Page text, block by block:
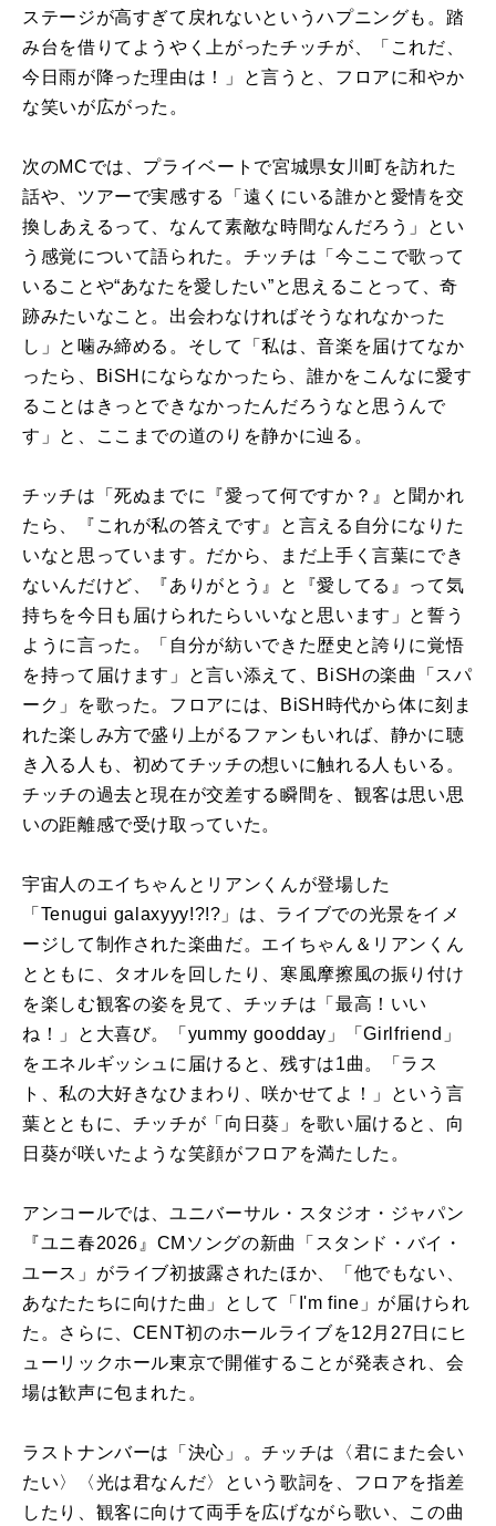
ステージが高すぎて戻れないというハプニングも。踏
み台を借りてようやく上がったチッチが、「これだ、
今日雨が降った理由は！」と言うと、フロアに和やか
な笑いが広がった。
次のMCでは、プライベートで宮城県女川町を訪れた
話や、ツアーで実感する「遠くにいる誰かと愛情を交
換しあえるって、なんて素敵な時間なんだろう」とい
う感覚について語られた。チッチは「今ここで歌って
いることや“あなたを愛したい”と思えることって、奇
跡みたいなこと。出会わなければそうなれなかった
し」と噛み締める。そして「私は、音楽を届けてなか
ったら、BiSHにならなかったら、誰かをこんなに愛す
ることはきっとできなかったんだろうなと思うんで
す」と、ここまでの道のりを静かに辿る。
チッチは「死ぬまでに『愛って何ですか？』と聞かれ
たら、『これが私の答えです』と言える自分になりた
いなと思っています。だから、まだ上手く言葉にでき
ないんだけど、『ありがとう』と『愛してる』って気
持ちを今日も届けられたらいいなと思います」と誓う
ように言った。「自分が紡いできた歴史と誇りに覚悟
を持って届けます」と言い添えて、BiSHの楽曲「スパ
ーク」を歌った。フロアには、BiSH時代から体に刻ま
れた楽しみ方で盛り上がるファンもいれば、静かに聴
き入る人も、初めてチッチの想いに触れる人もいる。
チッチの過去と現在が交差する瞬間を、観客は思い思
いの距離感で受け取っていた。
宇宙人のエイちゃんとリアンくんが登場した
「Tenugui galaxyyy!?!?」は、ライブでの光景をイメ
ージして制作された楽曲だ。エイちゃん＆リアンくん
とともに、タオルを回したり、寒風摩擦風の振り付け
を楽しむ観客の姿を見て、チッチは「最高！いい
ね！」と大喜び。「yummy goodday」「Girlfriend」
をエネルギッシュに届けると、残すは1曲。「ラス
ト、私の大好きなひまわり、咲かせてよ！」という言
葉とともに、チッチが「向日葵」を歌い届けると、向
日葵が咲いたような笑顔がフロアを満たした。
アンコールでは、ユニバーサル・スタジオ・ジャパン
『ユニ春2026』CMソングの新曲「スタンド・バイ・
ユース」がライブ初披露されたほか、「他でもない、
あなたたちに向けた曲」として「I'm fine」が届けられ
た。さらに、CENT初のホールライブを12月27日にヒ
ューリックホール東京で開催することが発表され、会
場は歓声に包まれた。
ラストナンバーは「決心」。チッチは〈君にまた会い
たい〉〈光は君なんだ〉という歌詞を、フロアを指差
したり、観客に向けて両手を広げながら歌い、この曲